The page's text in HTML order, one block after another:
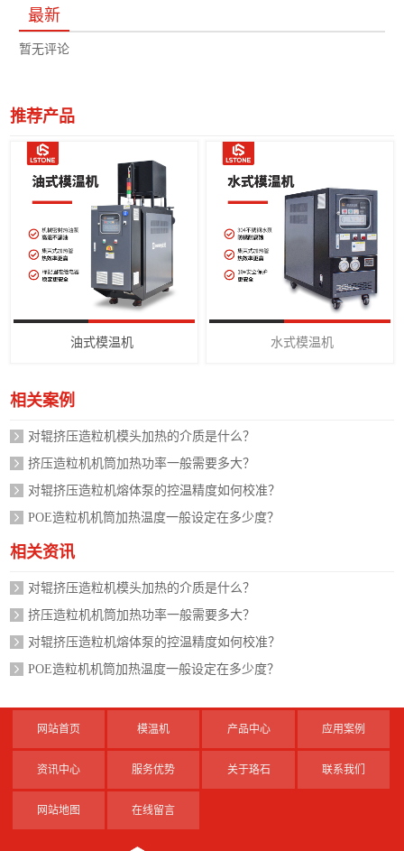
最新
暂无评论
推荐产品
油式模温机 水式模温机
相关案例
对辊挤压造粒机模头加热的介质是什么？
挤压造粒机机筒加热功率一般需要多大？
对辊挤压造粒机熔体泵的控温精度如何校准？
POE造粒机机筒加热温度一般设定在多少度？
相关资讯
对辊挤压造粒机模头加热的介质是什么？
挤压造粒机机筒加热功率一般需要多大？
对辊挤压造粒机熔体泵的控温精度如何校准？
POE造粒机机筒加热温度一般设定在多少度？
网站首页 模温机 产品中心 应用案例
资讯中心 服务优势 关于珞石 联系我们
网站地图 在线留言